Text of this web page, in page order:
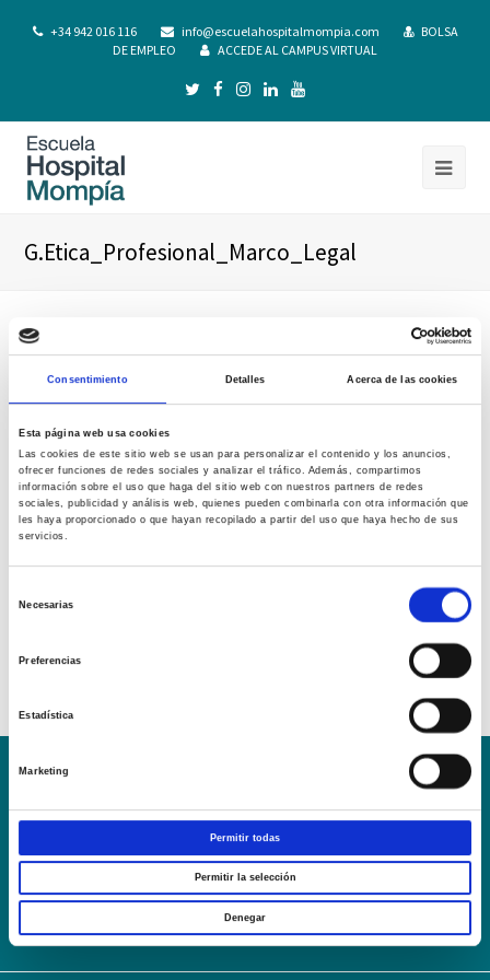
Consentimiento Detalles Acerca de las cookies
Esta página web usa cookies
Las cookies de este sitio web se usan para personalizar el contenido y los anuncios,
ofrecer funciones de redes sociales y analizar el tráfico. Además, compartimos
información sobre el uso que haga del sitio web con nuestros partners de redes
sociales, publicidad y análisis web, quienes pueden combinarla con otra información que
les haya proporcionado o que hayan recopilado a partir del uso que haya hecho de sus
servicios.
Necesarias
Preferencias
Estadística
Marketing
Permitir todas
Permitir la selección
Denegar
+34 942 016 116 info@escuelahospitalmompia.com
BOLSA
DE EMPLEO
ACCEDE AL CAMPUS VIRTUAL
G.Etica_Profesional_Marco_Legal
AVISO LEGAL – TÉRMINOS Y CONDICIONES DE SERVICIOS
ONLINE
Política de cookies
Contacto
Webmail User Login